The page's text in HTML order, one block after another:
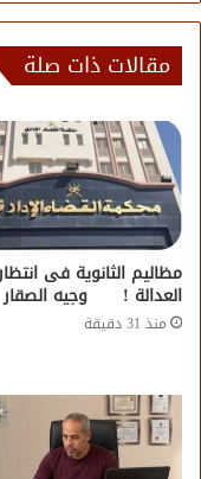
مقالات ذات صلة
مظاليم الثانوية فى
العدالة ! وجيه الصقار
منذ 31 دقيقة